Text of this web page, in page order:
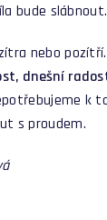
bude slábnout.
nebo
dnešní
k
s proudem.